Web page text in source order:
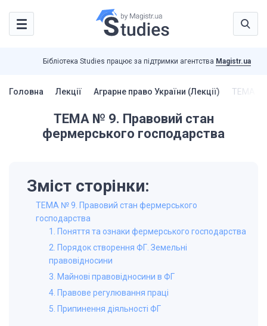
Бібліотека Studies працює за підтримки агентства Magistr.ua
Головна Лекції Аграрне право України (Лекції) ТЕМА №
ТЕМА № 9. Правовий стан
фермерського господарства
Зміст сторінки:
ТЕМА № 9. Правовий стан фермерського
господарства
1. Поняття та ознаки фермерського господарства
2. Порядок створення ФГ. Земельні
правовідносини
3. Майнові правовідносини в ФГ
4. Правове регулювання праці
5. Припинення діяльності ФГ